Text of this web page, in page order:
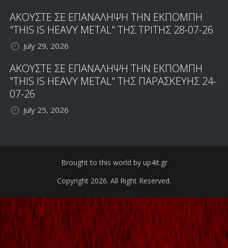
ΑΚΟΥΣΤΕ ΣΕ ΕΠΑΝΑΛΗΨΗ ΤΗΝ ΕΚΠΟΜΠΗ
"THIS IS HEAVY METAL" ΤΗΣ ΤΡΙΤΗΣ 28-07-26
July 29, 2026
ΑΚΟΥΣΤΕ ΣΕ ΕΠΑΝΑΛΗΨΗ ΤΗΝ ΕΚΠΟΜΠΗ
"THIS IS HEAVY METAL" ΤΗΣ ΠΑΡΑΣΚΕΥΗΣ 24-
07-26
July 25, 2026
Brought to this world by up4it.gr
Copyright 2026. All Right Reserved.